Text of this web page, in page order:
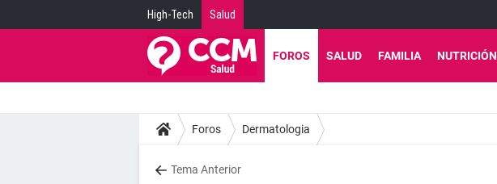
High-Tech Salud
FOROS SALUD FAMILIA NUTRICIÓN
Foros Dermatologia
Tema Anterior